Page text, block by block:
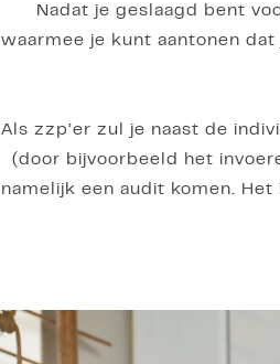
Nadat je geslaagd bent
waarmee je kunt aantonen
Als zzp’er zul je naast de
(door bijvoorbeeld het
namelijk een audit komen.